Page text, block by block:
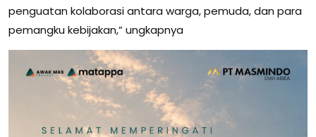
penguatan kolaborasi antara warga, pemuda, dan para
pemangku kebijakan,” ungkapnya